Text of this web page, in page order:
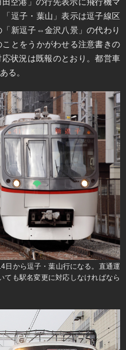
空港」の行先表示に飛行機マ
逗子・葉山」表示は逗子線区
新逗子⇔金沢八景」の代わり
とをうかがわせる注意書きの
応状況は既報のとおり。都営車
る。
日から逗子・葉山行になる。直通運
ても駅名変更に対応しなければなら